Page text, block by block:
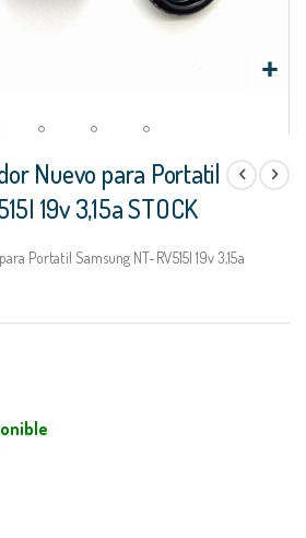
Nuevo para Portatil
19v 3,15a STOCK
Portatil Samsung NT-RV515I 19v 3,15a